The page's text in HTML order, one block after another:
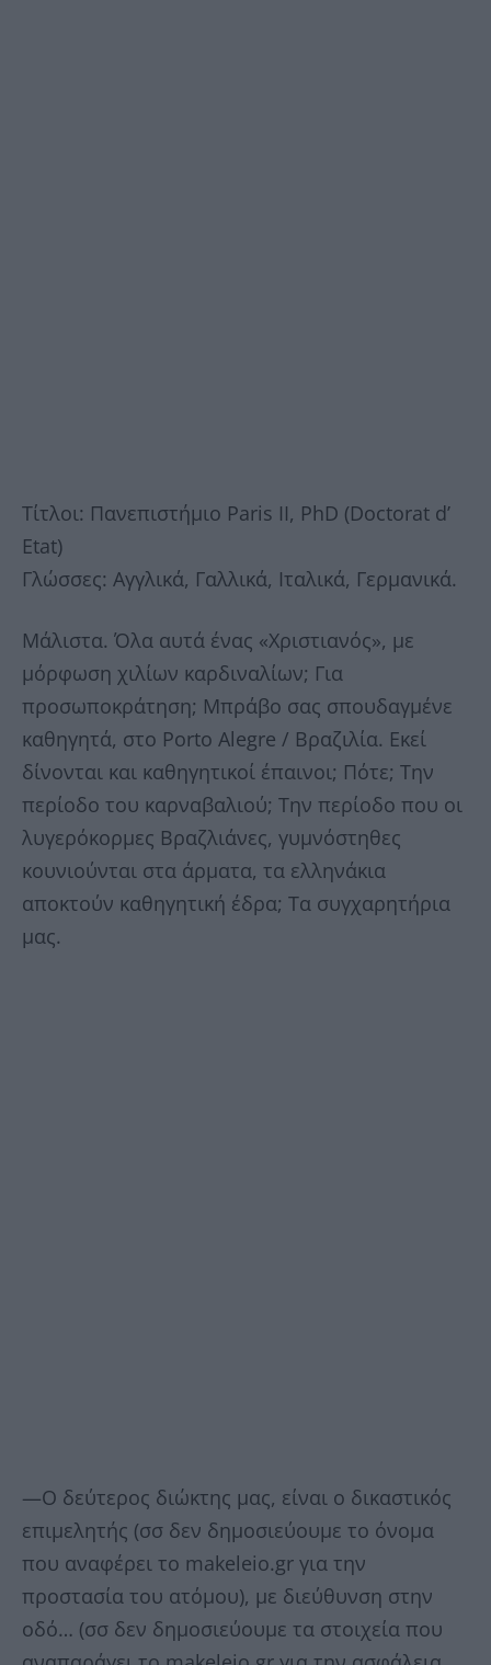
Τίτλοι: Πανεπιστήμιο Paris II, PhD (Doctorat d’
Etat)
Γλώσσες: Αγγλικά, Γαλλικά, Ιταλικά, Γερμανικά.
Μάλιστα. Όλα αυτά ένας «Χριστιανός», με
μόρφωση χιλίων καρδιναλίων; Για
προσωποκράτηση; Μπράβο σας σπουδαγμένε
καθηγητά, στο Porto Alegre / Βραζιλία. Εκεί
δίνονται και καθηγητικοί έπαινοι; Πότε; Την
περίοδο του καρναβαλιού; Την περίοδο που οι
λυγερόκορμες Βραζλιάνες, γυμνόστηθες
κουνιούνται στα άρματα, τα ελληνάκια
αποκτούν καθηγητική έδρα; Τα συγχαρητήρια
μας.
—Ο δεύτερος διώκτης μας, είναι ο δικαστικός
επιμελητής (σσ δεν δημοσιεύουμε το όνομα
που αναφέρει το makeleio.gr για την
προστασία του ατόμου), με διεύθυνση στην
οδό… (σσ δεν δημοσιεύουμε τα στοιχεία που